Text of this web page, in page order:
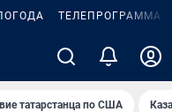
ТЕЛЕПРОГРАММА
татарстанца по США